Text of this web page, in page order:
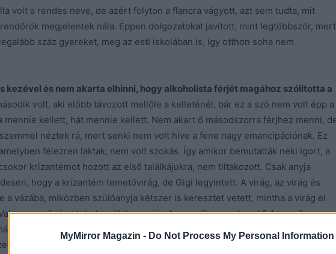
MyMirror Magazin - Do Not Process My Personal Information
volt a rendes neve, de azért folyton a flancra vágyott, azt sem tudta, mit
megjelentek nála. Éppen dolgozatokat javított, mint legtöbbször, mert
száz gyereket, meg az esti iskolában is, így otthon soha nem
kezével és nem akarta elhinni, hogy alkoholista férjét magához szólította a
volt, aki előbb távozott mellőle a kelleténél, bár ez a szó nem volt épp a
mennie kellett, hát mennie kellett. Nem akart ő másodszorra férjhez menni,
néztek rá, mert senki nem volt híve a fene nagy emancipációnak. Ez
félezren laktak, nem volt szokás. Így amikor bemutatták neki Igort, a
krizantémot hozott az első találkájukra, nem tiltakozott. Csak anyja
hogy a krizantém temetővirág, de Gigi legyintett. A virág, az virág és
a vázába, miközben szülőanyja kétszer is keresztet vetett, mintha a virág el
egy növény tehet arról, hogy minek nevezik az emberek? Az egyik
semmitmondó és hervatag, A krizantém legalább sokáig bírja az asztalon,
cserélni alatta. Az viszont igaz, hogy a váza rothadás szagú lesz egy idő